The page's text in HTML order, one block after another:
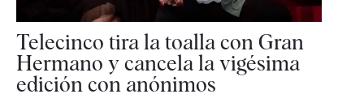
Telecinco tira la toalla con Gran
Hermano y cancela la vigésima
edición con anónimos